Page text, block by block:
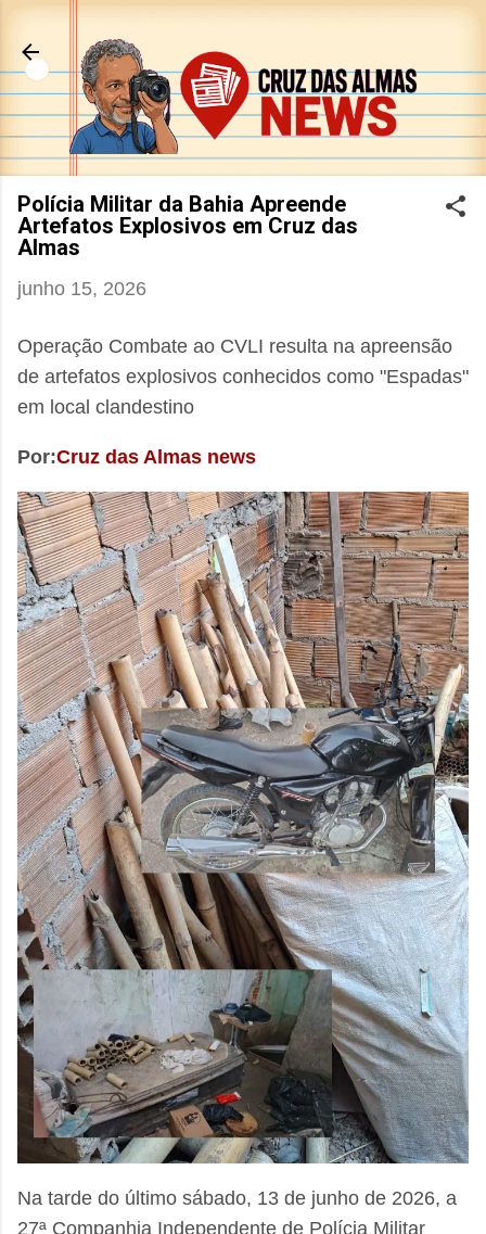
Polícia Militar da Bahia Apreende
Artefatos Explosivos em Cruz das
Almas
junho 15, 2026
Operação Combate ao CVLI resulta na apreensão
de artefatos explosivos conhecidos como "Espadas"
em local clandestino
Por:Cruz das Almas news
Na tarde do último sábado, 13 de junho de 2026, a
27ª Companhia Independente de Polícia Militar